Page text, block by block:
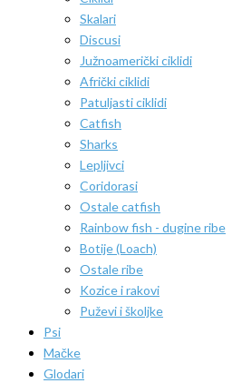
Skalari
Discusi
Južnoamerički ciklidi
Afrički ciklidi
Patuljasti ciklidi
Catfish
Sharks
Lepljivci
Coridorasi
Ostale catfish
Rainbow fish - dugine ribe
Botije (Loach)
Ostale ribe
Kozice i rakovi
Puževi i školjke
Psi
Mačke
Glodari